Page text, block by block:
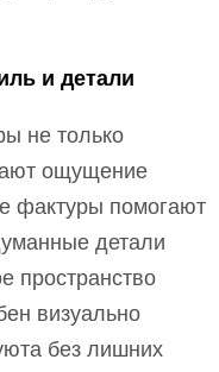
и детали
не только
ощущение
фактуры помогают
детали
пространство
визуально
без лишних